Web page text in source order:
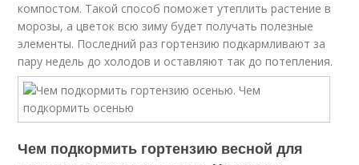
компостом. Такой способ поможет утеплить растение в
морозы, а цветок всю зиму будет получать полезные
элементы. Последний раз гортензию подкармливают за
пару недель до холодов и оставляют так до потепления.
Чем подкормить гортензию весной для